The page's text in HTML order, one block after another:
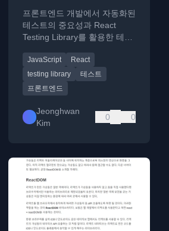
프론트엔드 개발에서 자동화된
테스트의 중요성과 React
Testing Library를 활용한 테스
JavaScript
React
testing library
테스트
프론트엔드
Jeonghwan
Kim
0 0